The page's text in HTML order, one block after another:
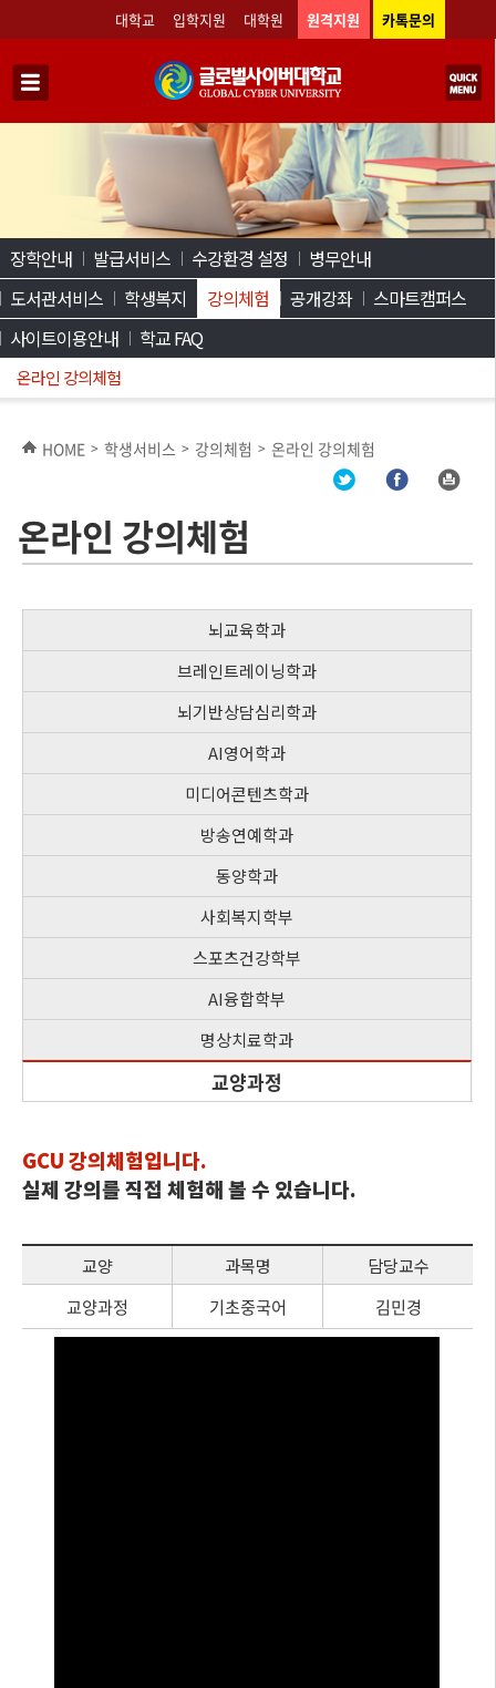
대학교 입학지원 대학원 원격지원 카톡문의
장학안내 발급서비스 수강환경 설정
병무안내
도서관서비스
학생복지 강의체험
온라인 강의체험
공개강좌
스마트캠퍼스
사이트이용안내
학교 FAQ
HOME > 학생서비스 > 강의체험 > 온라인 강의체험
온라인 강의체험
뇌교육학과
브레인트레이닝학과
뇌기반상담심리학과
AI영어학과
미디어콘텐츠학과
방송연예학과
동양학과
사회복지학부
스포츠건강학부
AI융합학부
명상치료학과
교양과정
GCU 강의체험입니다.
실제 강의를 직접 체험해 볼 수 있습니다.
교양 과목명 담당교수
교양과정 기초중국어 김민경